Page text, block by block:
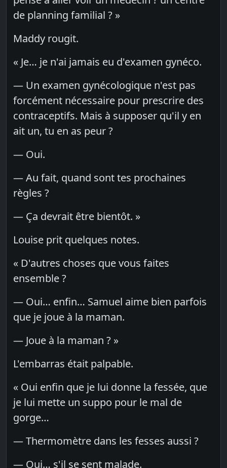
de planning familial ? »
Maddy rougit.
« Je… je n'ai jamais eu d'examen gynéco.
— Un examen gynécologique n'est pas
forcément nécessaire pour prescrire des
contraceptifs. Mais à supposer qu'il y en
ait un, tu en as peur ?
— Oui.
— Au fait, quand sont tes prochaines
règles ?
— Ça devrait être bientôt. »
Louise prit quelques notes.
« D'autres choses que vous faites
ensemble ?
— Oui… enfin… Samuel aime bien parfois
que je joue à la maman.
— Joue à la maman ? »
L'embarras était palpable.
« Oui enfin que je lui donne la fessée, que
je lui mette un suppo pour le mal de
gorge…
— Thermomètre dans les fesses aussi ?
— Oui… s'il se sent malade.